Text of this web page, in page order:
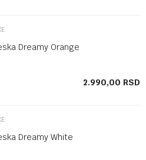
Dreamy Orange
2.990,00 RSD
Dreamy White